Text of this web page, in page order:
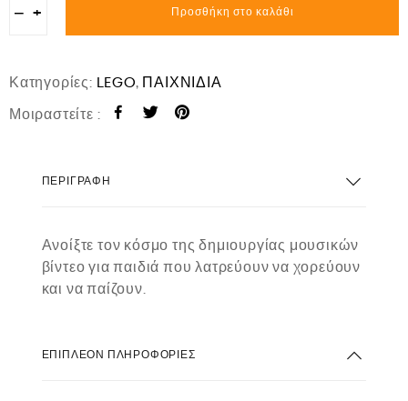
− + Προσθήκη στο καλάθι
Κατηγορίες: LEGO, ΠΑΙΧΝΙΔΙΑ
Μοιραστείτε :
ΠΕΡΙΓΡΑΦΉ
Ανοίξτε τον κόσμο της δημιουργίας μουσικών
βίντεο για παιδιά που λατρεύουν να χορεύουν
και να παίζουν.
ΕΠΙΠΛΈΟΝ ΠΛΗΡΟΦΟΡΊΕΣ